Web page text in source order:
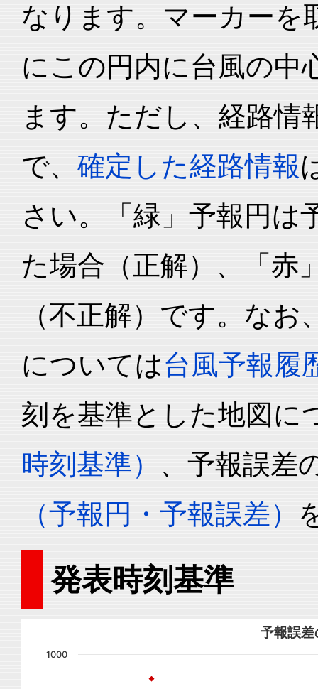
なります。マーカーを
にこの円内に台風の中
ます。ただし、経路情
で、 確定した経路情報
さい。「緑」予報円は
た場合（正解）、「赤
（不正解）です。な
については台風予報履
刻を基準とした地図に
時刻基準） 、予報誤差
（予報円・予報誤差）
発表時刻基準
予報誤
1000